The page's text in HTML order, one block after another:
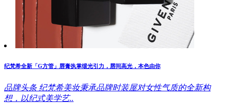
纪梵希全新「G方管」唇膏执掌缎光引力，唇间高光，本色由你
品牌头条 纪梵希美妆秉承品牌时装屋对女性气质的全新构
想，以纪式美学艺..